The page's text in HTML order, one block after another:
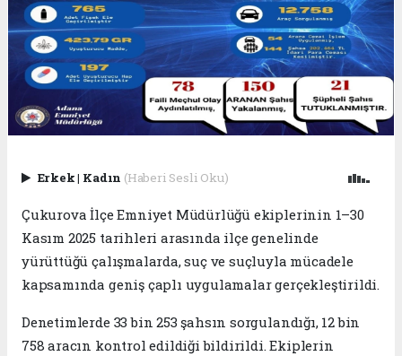
Erkek| Kadın (Haberi Sesli Oku)
Çukurova İlçe Emniyet Müdürlüğü ekiplerinin 1–30
Kasım 2025 tarihleri arasında ilçe genelinde
yürüttüğü çalışmalarda, suç ve suçluyla mücadele
kapsamında geniş çaplı uygulamalar gerçekleştirildi.
Denetimlerde 33 bin 253 şahsın sorgulandığı, 12 bin
758 aracın kontrol edildiği bildirildi. Ekiplerin